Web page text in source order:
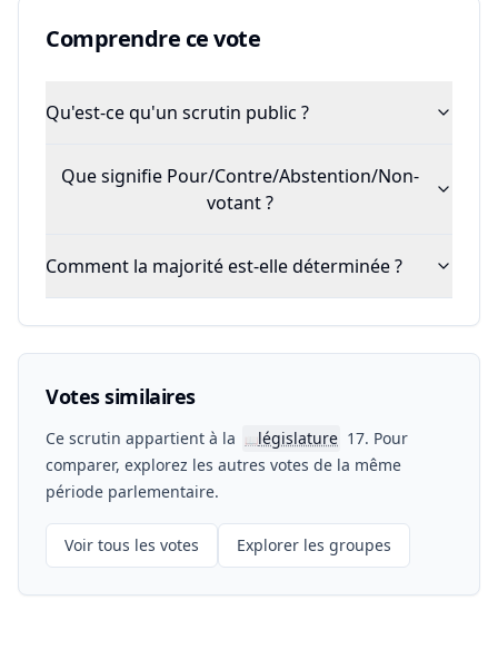
Comprendre ce vote
Qu'est-ce qu'un scrutin public ?
Que signifie Pour/Contre/Abstention/Non-
votant ?
Comment la majorité est-elle déterminée ?
Votes similaires
Ce scrutin appartient à la 📖législature 17. Pour
comparer, explorez les autres votes de la même
période parlementaire.
Voir tous les votes Explorer les groupes